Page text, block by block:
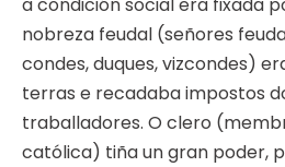
a condición social era fixada
nobreza feudal (señores
condes, duques, vizcondes)
terras e recadaba impostos
traballadores. O clero
católica) tiña un gran poder,